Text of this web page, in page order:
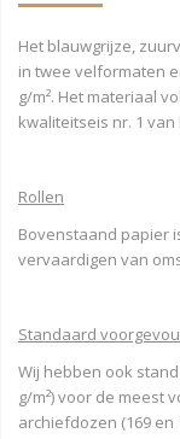
Het blauwgrijze,
in twee velformaten
g/m². Het materiaal
kwaliteitseis nr. 1 van
Rollen
Bovenstaand papier
vervaardigen van
Standaard
Wij hebben ook
g/m²) voor de meest
archiefdozen (169 en